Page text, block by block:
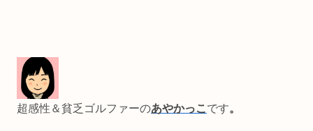
超感性＆貧乏ゴルファーのあやかっこ です。